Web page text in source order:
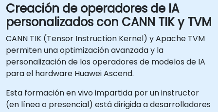
Creación de operadores de IA
personalizados con CANN TIK y TVM
CANN TIK (Tensor Instruction Kernel) y Apache TVM
permiten una optimización avanzada y la
personalización de los operadores de modelos de IA
para el hardware Huawei Ascend.
Esta formación en vivo impartida por un instructor
(en línea o presencial) está dirigida a desarrolladores